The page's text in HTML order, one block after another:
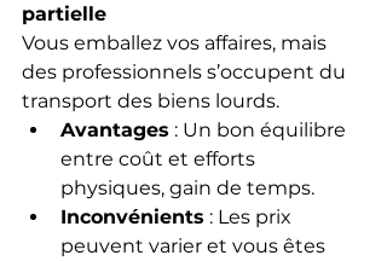
partielle
Vous emballez vos affaires, mais
des professionnels s’occupent du
transport des biens lourds.
Avantages : Un bon équilibre
entre coût et efforts
physiques, gain de temps.
Inconvénients : Les prix
peuvent varier et vous êtes